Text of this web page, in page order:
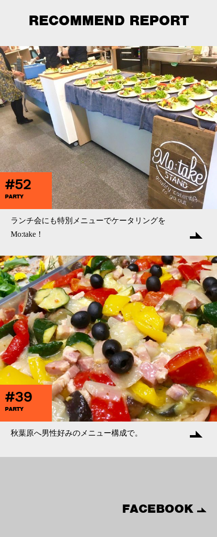
RECOMMEND REPORT
#52
PARTY
ランチ会にも特別メニューでケータリングを
Mo:take！
#39
PARTY
秋葉原へ男性好みのメニュー構成で。
FACEBOOK